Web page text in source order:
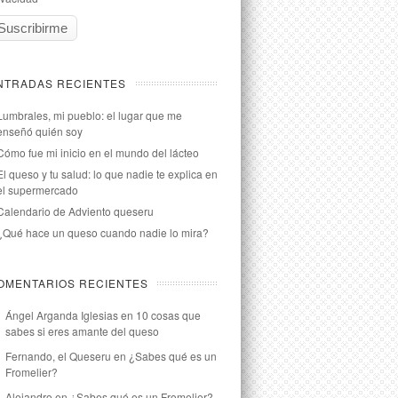
RECIENTES
mi pueblo: el lugar que me
quién soy
fue mi inicio en el mundo del lácteo
queso y tu salud: lo que nadie te explica en
supermercado
de Adviento queseru
hace un queso cuando nadie lo mira?
RECIENTES
Ángel Arganda Iglesiasen 10 cosas que
sabes si eres amante del queso
Fernando, el Queseru en ¿Sabes qué es un
Fromelier?